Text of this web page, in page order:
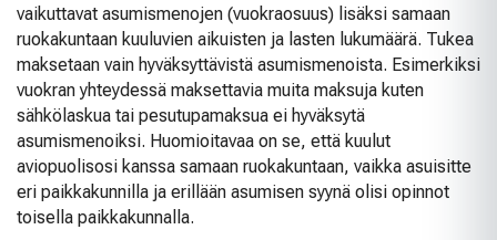
vaikuttavat asumismenojen (vuokraosuus) lisäksi samaan
ruokakuntaan kuuluvien aikuisten ja lasten lukumäärä. Tukea
maksetaan vain hyväksyttävistä asumismenoista. Esimerkiksi
vuokran yhteydessä maksettavia muita maksuja kuten
sähkölaskua tai pesutupamaksua ei hyväksytä
asumismenoiksi. Huomioitavaa on se, että kuulut
aviopuolisosi kanssa samaan ruokakuntaan, vaikka asuisitte
eri paikkakunnilla ja erillään asumisen syynä olisi opinnot
toisella paikkakunnalla.